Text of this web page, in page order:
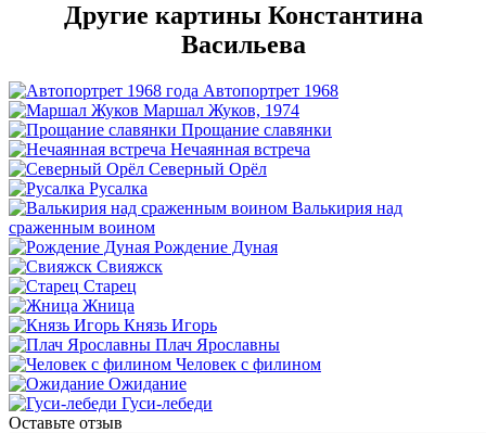
Другие картины Константина
Васильева
Автопортрет 1968
Маршал Жуков, 1974
Прощание славянки
Нечаянная встреча
Северный Орёл
Русалка
Валькирия над
сраженным воином
Рождение Дуная
Свияжск
Старец
Жница
Князь Игорь
Плач Ярославны
Человек с филином
Ожидание
Гуси-лебеди
Оставьте отзыв